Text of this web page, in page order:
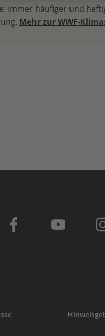
Immer häufiger und
Mehr zur WWF-